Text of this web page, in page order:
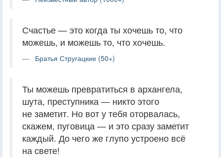
Счастье — это когда ты хочешь то, что
можешь, и можешь то, что хочешь.
Братья Стругацкие (50+)
Ты можешь превратиться в архангела,
шута, преступника — никто этого
не заметит. Но вот у тебя оторвалась,
скажем, пуговица — и это сразу заметит
каждый. До чего же глупо устроено всё
на свете!